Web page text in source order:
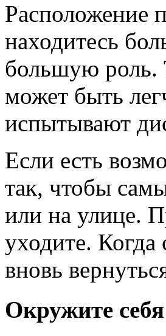
Расположение
находитесь
большую роль.
может быть
испытывают
Если есть
так, чтобы
или на улице.
уходите.
вновь
Окружите